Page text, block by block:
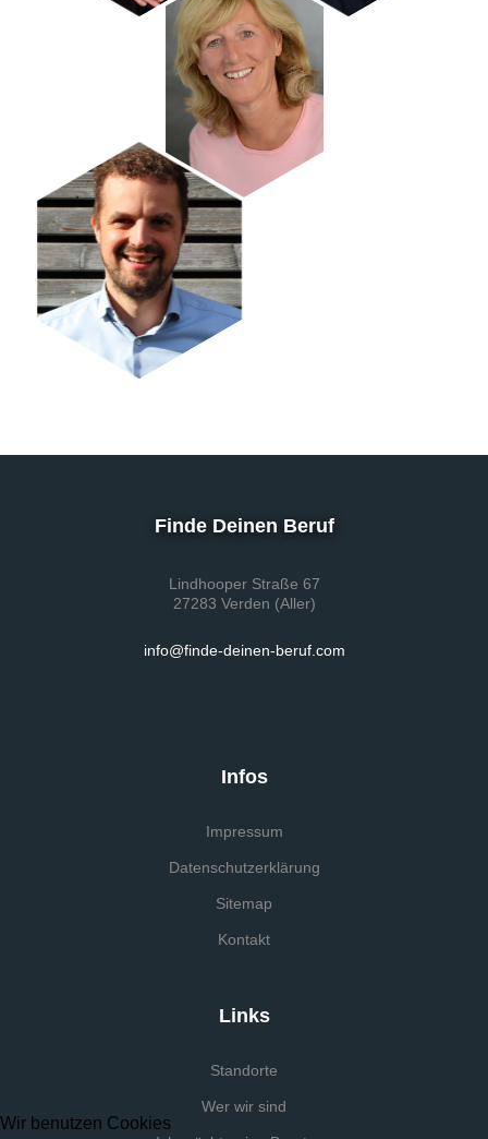
Finde Deinen Beruf
Lindhooper Straße 67
27283 Verden (Aller)
info@finde-deinen-beruf.com
Infos
Impressum
Datenschutzerklärung
Sitemap
Kontakt
Links
Standorte
Wer wir sind
Wir benutzen Cookies